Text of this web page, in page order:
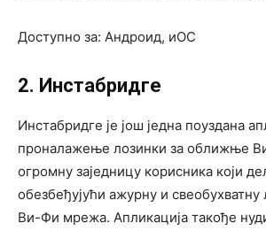
Доступно за: Андроид, иОС
2. Инстабридге
Инстабридге је још једна поуздана
проналажење лозинки за оближње
огромну заједницу корисника који
обезбеђујући ажурну и свеобухватну
Ви-Фи мрежа. Апликација такође